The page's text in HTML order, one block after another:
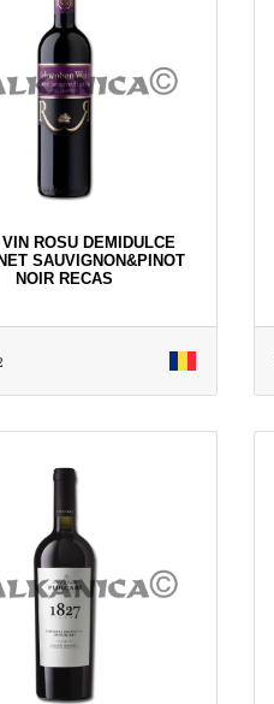
ROSU DEMIDULCE
SAUVIGNON&PINOT
NOIR RECAS